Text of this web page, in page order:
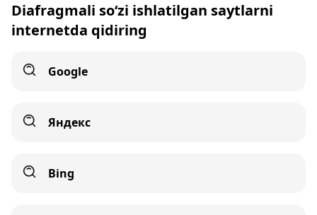
Diafragmali so‘zi ishlatilgan saytlarni
internetda qidiring
Google
Яндекс
Bing